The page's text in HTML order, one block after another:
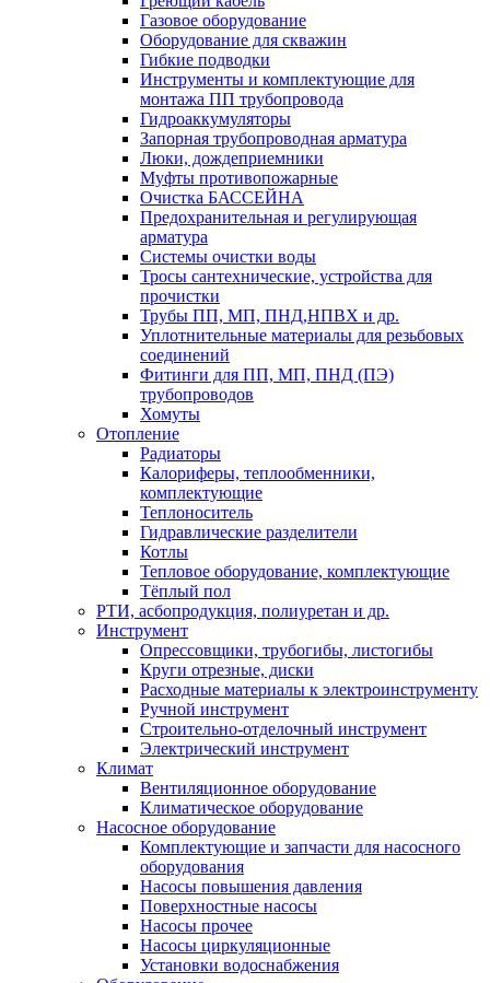
Газовое оборудование
Оборудование для скважин
Гибкие подводки
Инструменты и комплектующие для
монтажа ПП трубопровода
Гидроаккумуляторы
Запорная трубопроводная арматура
Люки, дождеприемники
Муфты противопожарные
Очистка БАССЕЙНА
Предохранительная и регулирующая
арматура
Системы очистки воды
Тросы сантехнические, устройства для
прочистки
Трубы ПП, МП, ПНД,НПВХ и др.
Уплотнительные материалы для резьбовых
соединений
Фитинги для ПП, МП, ПНД (ПЭ)
трубопроводов
Хомуты
Отопление
Радиаторы
Калориферы, теплообменники,
комплектующие
Теплоноситель
Гидравлические разделители
Котлы
Тепловое оборудование, комплектующие
Тёплый пол
РТИ, асбопродукция, полиуретан и др.
Инструмент
Опрессовщики, трубогибы, листогибы
Круги отрезные, диски
Расходные материалы к электроинструменту
Ручной инструмент
Строительно-отделочный инструмент
Электрический инструмент
Климат
Вентиляционное оборудование
Климатическое оборудование
Насосное оборудование
Комплектующие и запчасти для насосного
оборудования
Насосы повышения давления
Поверхностные насосы
Насосы прочее
Насосы циркуляционные
Установки водоснабжения